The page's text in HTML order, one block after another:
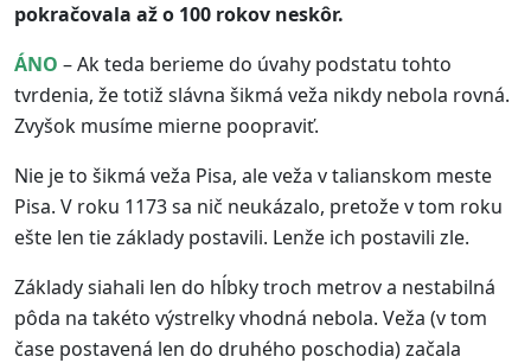
pokračovala až o 100 rokov neskôr.
ÁNO – Ak teda berieme do úvahy podstatu tohto
tvrdenia, že totiž slávna šikmá veža nikdy nebola rovná.
Zvyšok musíme mierne poopraviť.
Nie je to šikmá veža Pisa, ale veža v talianskom meste
Pisa. V roku 1173 sa nič neukázalo, pretože v tom roku
ešte len tie základy postavili. Lenže ich postavili zle.
Základy siahali len do hĺbky troch metrov a nestabilná
pôda na takéto výstrelky vhodná nebola. Veža (v tom
čase postavená len do druhého poschodia) začala